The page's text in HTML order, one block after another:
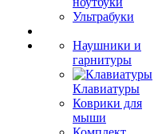
Ультрабуки
Наушники и
гарнитуры
Клавиатуры
Коврики для
мыши